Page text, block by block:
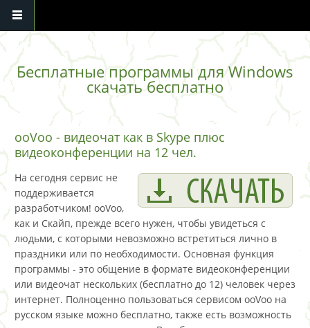
Перейти к основному содержанию
Бесплатные программы для Windows
скачать бесплатно
ooVoo - видеочат как в Skype плюс
видеоконференции на 12 чел.
На сегодня сервис не
поддерживается
разработчиком! ooVoo,
как и Скайп, прежде всего нужен, чтобы увидеться с
людьми, с которыми невозможно встретиться лично в
праздники или по необходимости. Основная функция
программы - это общение в формате видеоконференции
или видеочат нескольких (бесплатно до 12) человек через
интернет. Полноценно пользоваться сервисом ooVoo на
русском языке можно бесплатно, также есть возможность